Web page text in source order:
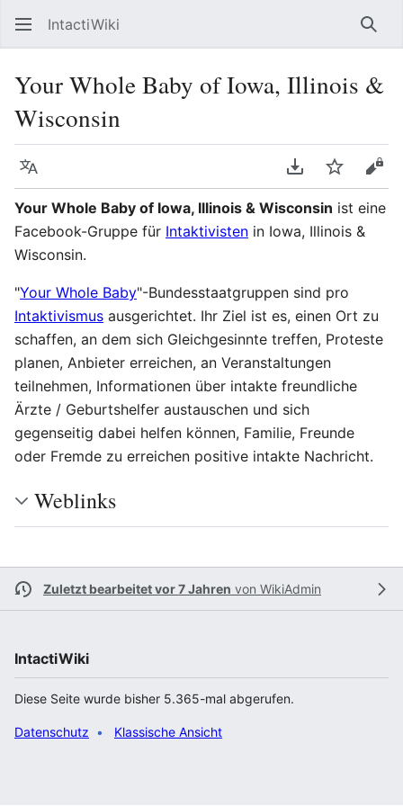
IntactiWiki
Your Whole Baby of Iowa, Illinois &
Wisconsin
Sprache PDF
Your Whole Baby of Iowa, Illinois & Wisconsin ist eine
Facebook-Gruppe für Intaktivisten in Iowa, Illinois &
Wisconsin.
"Your Whole Baby"-Bundesstaatgruppen sind pro
Intaktivismus ausgerichtet. Ihr Ziel ist es, einen Ort zu
schaffen, an dem sich Gleichgesinnte treffen, Proteste
planen, Anbieter erreichen, an Veranstaltungen
teilnehmen, Informationen über intakte freundliche
Ärzte / Geburtshelfer austauschen und sich
gegenseitig dabei helfen können, Familie, Freunde
oder Fremde zu erreichen positive intakte Nachricht.
Weblinks
Zuletzt bearbeitet vor 7 Jahren von WikiAdmin
IntactiWiki
Diese Seite wurde bisher 5.365-mal abgerufen.
Datenschutz Klassische Ansicht